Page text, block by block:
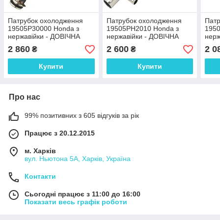
Патрубок охолодження
19505P30000 Honda з
нержавійки - ДОВІЧНА
2 860 ₴
Купити
Патрубок охолодження
19505PH2010 Honda з
нержавійки - ДОВІЧНА
2 600₴
Купити
2
Про нас
99% позитивних з 605 відгуків за рік
Працює з 20.12.2015
м. Харків
вул. Ньютона 5А, Харків, Україна
Контакти
Сьогодні працює з 11:00 до 16:00
Показати весь графік роботи